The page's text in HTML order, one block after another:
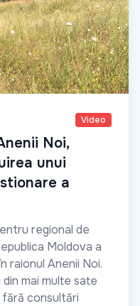
Video
Noi,
unui
a
regional de
Moldova a
raionul Anenii Noi.
mai multe sate
consultări